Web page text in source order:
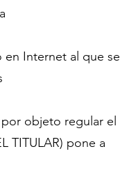
en Internet al que se
objeto regular el
TITULAR) pone a